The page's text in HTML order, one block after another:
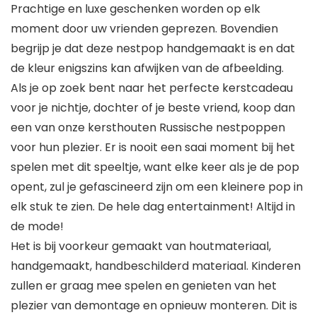
Prachtige en luxe geschenken worden op elk
moment door uw vrienden geprezen. Bovendien
begrijp je dat deze nestpop handgemaakt is en dat
de kleur enigszins kan afwijken van de afbeelding.
Als je op zoek bent naar het perfecte kerstcadeau
voor je nichtje, dochter of je beste vriend, koop dan
een van onze kersthouten Russische nestpoppen
voor hun plezier. Er is nooit een saai moment bij het
spelen met dit speeltje, want elke keer als je de pop
opent, zul je gefascineerd zijn om een kleinere pop in
elk stuk te zien. De hele dag entertainment! Altijd in
de mode!
Het is bij voorkeur gemaakt van houtmateriaal,
handgemaakt, handbeschilderd materiaal. Kinderen
zullen er graag mee spelen en genieten van het
plezier van demontage en opnieuw monteren. Dit is